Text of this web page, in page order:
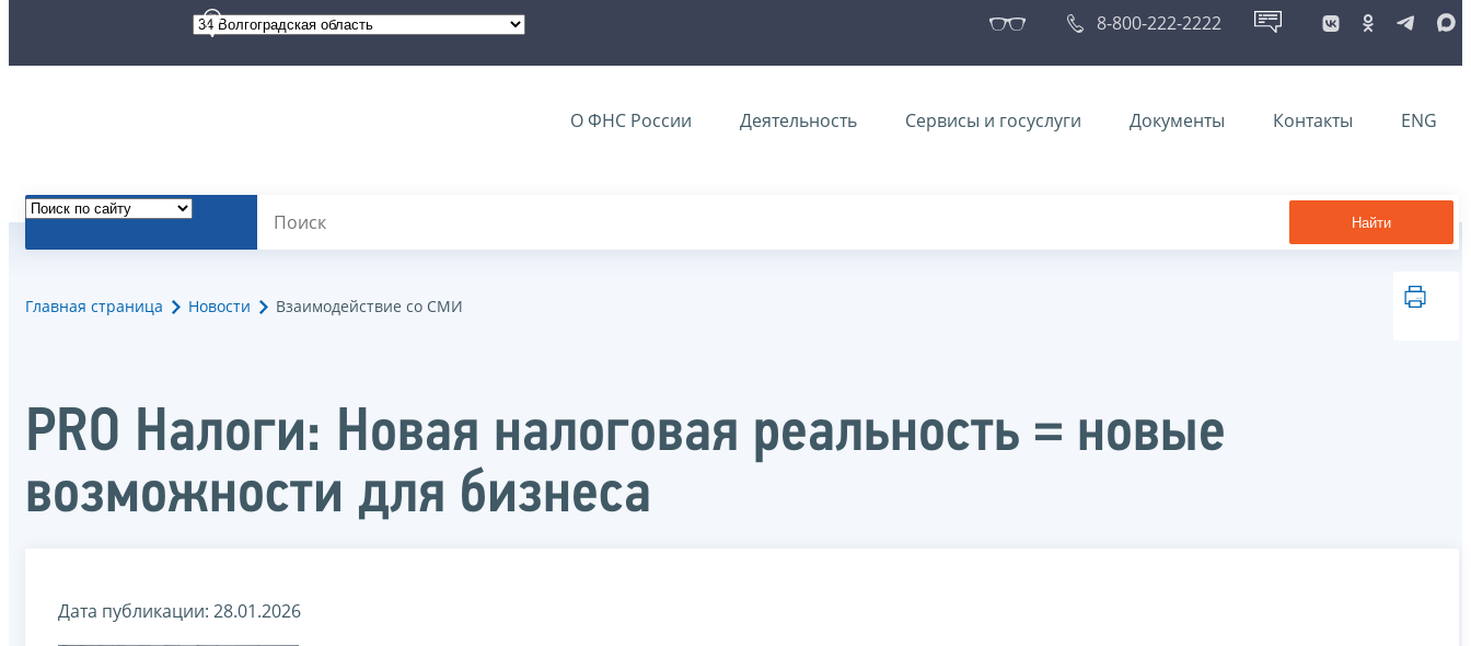
8-800-222-2222
О ФНС России Деятельность Сервисы и госуслуги Документы Контакты ENG
Найти
Главная страница Новости Взаимодействие со СМИ
PRO Налоги: Новая налоговая реальность = новые
возможности для бизнеса
Дата публикации: 28.01.2026